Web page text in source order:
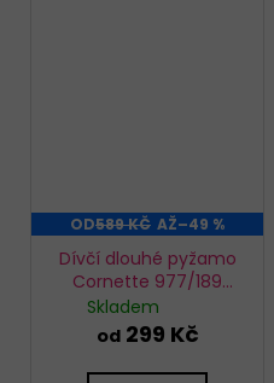
OD589 KČ AŽ–49 %
Dívčí dlouhé pyžamo
Cornette 977/189
Snowy day
Skladem
od299 Kč